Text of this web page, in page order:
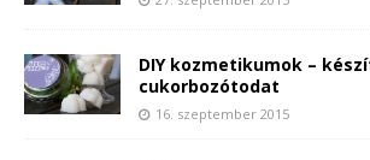
DIY kozmetikumok –
cukorbozótodat
16. szeptember 2015